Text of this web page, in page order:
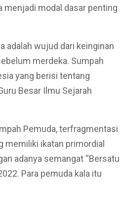
menjadi modal dasar penting
adalah wujud dari keinginan
merdeka. Sumpah
yang berisi tentang
Besar Ilmu Sejarah
Pemuda, terfragmentasi
memiliki ikatan primordial
adanya semangat “Bersatu
Para pemuda kala itu